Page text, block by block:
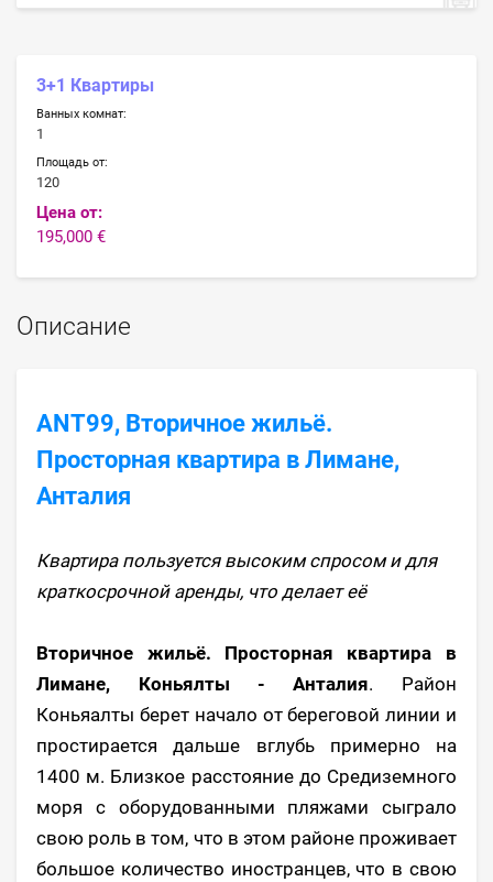
3+1 Квартиры
Ванных комнат:
1
Площадь от:
120
Цена от:
195,000 €
Описание
ANT99, Вторичное жильё.
Просторная квартира в Лимане,
Анталия
Квартира пользуется высоким спросом и для
краткосрочной аренды, что делает её
Вторичное жильё. Просторная квартира в
Лимане, Коньялты - Анталия. Район
Коньяалты берет начало от береговой линии и
простирается дальше вглубь примерно на
1400 м. Близкое расстояние до Средиземного
моря с оборудованными пляжами сыграло
свою роль в том, что в этом районе проживает
большое количество иностранцев, что в свою